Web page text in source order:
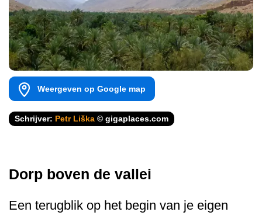
Weergeven op Google map
Schrijver: Petr Liška © gigaplaces.com
Dorp boven de vallei
Een terugblik op het begin van je eigen